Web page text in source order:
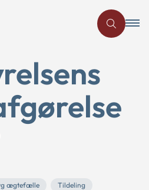
ægtefælle
Tildeling